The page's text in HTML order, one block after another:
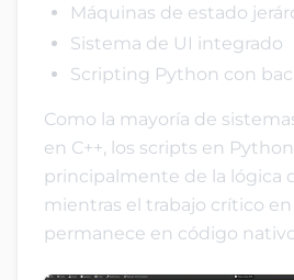
Máquinas de estado
Sistema de UI integrado
Scripting Python con
Como la mayoría de
en C++, los scripts en
principalmente de la lógica
mientras el trabajo crítico
permanece en código